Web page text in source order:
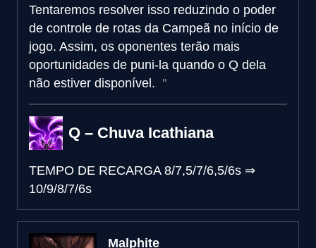
Tentaremos resolver isso reduzindo o poder
de controle de rotas da Campeã no início de
jogo. Assim, os oponentes terão mais
oportunidades de puni-la quando o Q dela
não estiver disponível.
Q – Chuva Icathiana
TEMPO DE RECARGA 8/7,5/7/6,5/6s ⇒
10/9/8/7/6s
Malphite